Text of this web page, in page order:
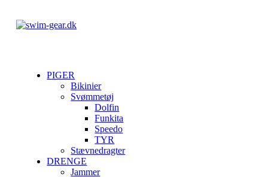
PIGER
Bikinier
Svømmetøj
Dolfin
Funkita
Speedo
TYR
Stævnedragter
DRENGE
Jammer